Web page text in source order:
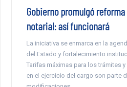
Gobierno promulgó
notarial: así funcionará
La iniciativa se enmarca en la
del Estado y fortalecimiento
Tarifas máximas para los trámites
en el ejercicio del cargo son parte